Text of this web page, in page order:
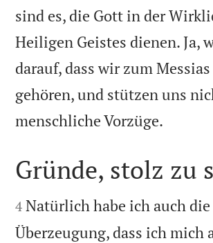
sind es, die Gott in der
Heiligen Geistes dienen. Ja,
darauf, dass wir zum Messias
gehören, und stützen uns
menschliche Vorzüge.

Gründe, stolz zu

4 Natürlich habe ich auch die
Überzeugung, dass ich mich